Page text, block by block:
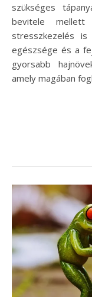
szükséges
bevitele
stresszkezelés is
egészsége és a
gyorsabb
amely magában